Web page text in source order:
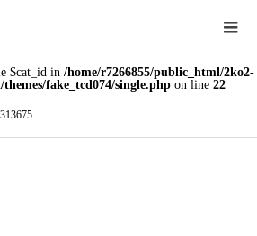
$cat_id in /home/r7266855/public_html/2ko2-
fake_tcd074/single.php on line 22